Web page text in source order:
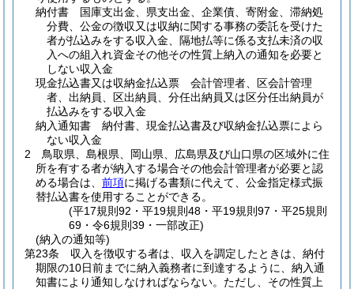
納付書 国庫支出金、県支出金、企業債、寄附金、滞納処
分費、公金の徴収又は収納に関する事務の委託を受けた
者が払込みをする収入金、隔地払等に係る支払未済の収
入への組入れ資金その他その性質上納入の通知を必要と
しない収入金
現金払込書又は収納金払込票 会計管理者、区会計管理
者、出納員、区出納員、分任出納員又は区分任出納員が
払込みをする収入金
納入通知書 納付書、現金払込書及び収納金払込票によら
ない収入金
2
鳥取県、島根県、岡山県、広島県及び山口県の区域外に住
所を有する者が納入する場合その他会計管理者が必要と認
める場合は、 前項に掲げる書類に代えて、公金指定様式振
替払込書を使用することができる。
(平17規則92・平19規則48・平19規則97・平25規則
69・令6規則39・一部改正)
(納入の通知等)
第23条
収入を徴収する者は、収入を調定したときは、納付
期限の10日前までに納入義務者に到達するように、納入通
知書により通知しなければならない。 ただし、その性質上